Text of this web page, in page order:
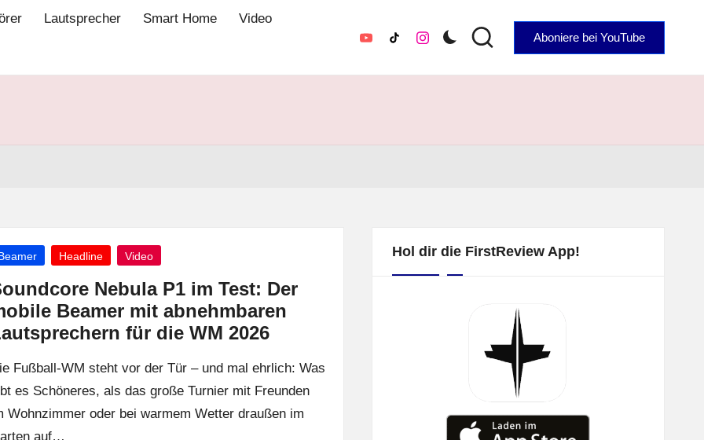
Lautsprecher Smart Home Video
YouTubeTikTokInstagram Aboniere bei YouTube
Headline Video
Nebula P1 im Test: Der
Beamer mit abnehmbaren
für die WM 2026
Fußball-WM steht vor der Tür – und mal ehrlich: Was
es Schöneres, als das große Turnier mit Freunden
Wohnzimmer oder bei warmem Wetter draußen im
auf…
Hol dir die FirstReview App!